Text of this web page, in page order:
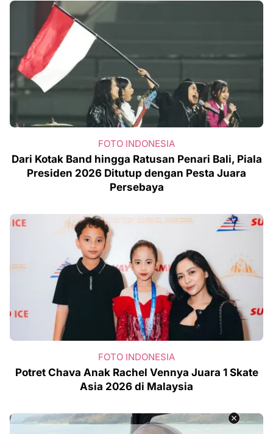
FOTO INDONESIA
Dari Kotak Band hingga Ratusan Penari Bali, Piala
Presiden 2026 Ditutup dengan Pesta Juara
Persebaya
FOTO INDONESIA
Potret Chava Anak Rachel Vennya Juara 1 Skate
Asia 2026 di Malaysia